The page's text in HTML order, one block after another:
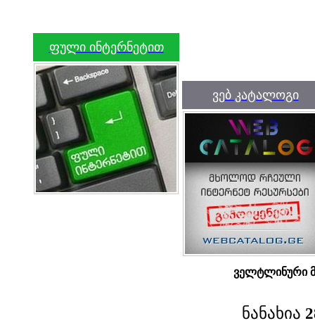
ფული ინტერნეტით
ვებ კატალოგი
ველტლინური
ნანახია